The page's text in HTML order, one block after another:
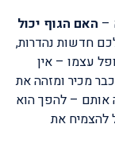
– האם הגוף יכול
חדשות נהדרות,
עצמו – אין
מכיר ומזהה את
אותם – להפך הוא
להצמיח את